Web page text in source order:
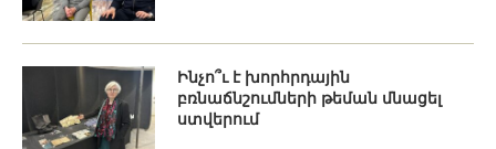
Ինչո՞ւ է խորհրդային
բռնաճնշումների թեման մնացել
ստվերում